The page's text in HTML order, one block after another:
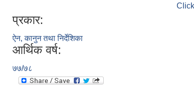
प्रकार:
ऐन, कानुन तथा निर्देशिका
आर्थिक वर्ष:
७७/७८